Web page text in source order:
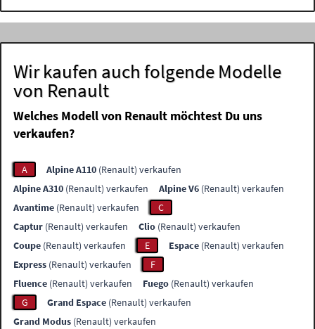
Wir kaufen auch folgende Modelle
von Renault
Welches Modell von Renault möchtest Du uns
verkaufen?
A Alpine A110 (Renault) verkaufen
Alpine A310 (Renault) verkaufen Alpine V6 (Renault) verkaufen
Avantime (Renault) verkaufen
C
Captur (Renault) verkaufen Clio (Renault) verkaufen
Coupe (Renault) verkaufen E Espace (Renault) verkaufen
Express (Renault) verkaufen
F
Fluence (Renault) verkaufen Fuego (Renault) verkaufen
G
Grand Espace (Renault) verkaufen
Grand Modus (Renault) verkaufen